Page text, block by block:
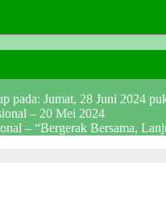
pada: Jumat, 28 Juni 2024
– 20 Mei 2024
– “Bergerak Bersama,